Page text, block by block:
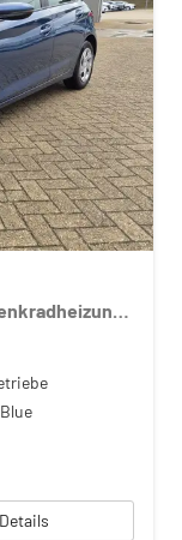
1.0 T-GDI 90PS 5-türig Sitzheizung Lenkradheizung Rückf.Kamera PDC Klima Apple CarPlay Android Auto Tempomat Touchscreen
Details